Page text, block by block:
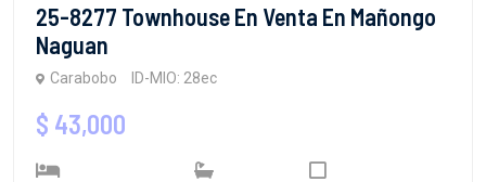
25-8277 Townhouse En Venta En Mañongo
Naguan
Carabobo ID-MIO: 28ec
$ 43,000